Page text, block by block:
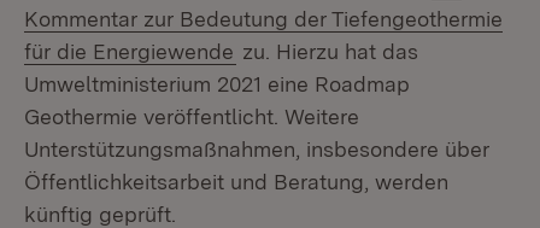
Kommentar zur Bedeutung der Tiefengeothermie
für die Energiewende (Öffnet in neuem Fenster)
zu. Hierzu hat das
Umweltministerium 2021 eine Roadmap
Geothermie veröffentlicht. Weitere
Unterstützungsmaßnahmen, insbesondere über
Öffentlichkeitsarbeit und Beratung, werden
künftig geprüft.